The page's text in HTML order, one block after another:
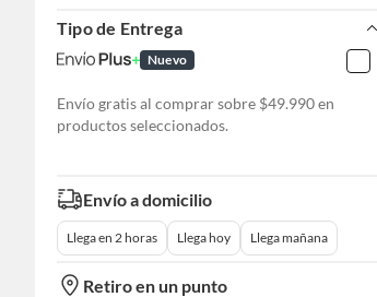
Tipo de Entrega
Nuevo
Envío gratis al comprar sobre $49.990 en
productos seleccionados.
Envío a domicilio
Llega en 2 horas Llega hoy Llega mañana
Retiro en un punto